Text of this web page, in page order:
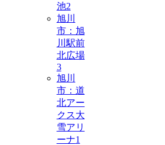
池2
旭川
市：旭
川駅前
北広場
3
旭川
市：道
北アー
クス大
雪アリ
ーナ1